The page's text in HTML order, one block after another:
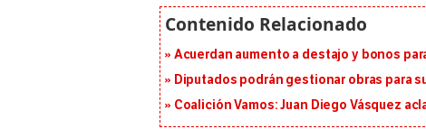
Acuerdan aumento a destajo y bonos
Diputados podrán gestionar obras para
Coalición Vamos: Juan Diego Vásquez